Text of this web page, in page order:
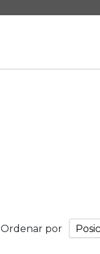
Ordenar por